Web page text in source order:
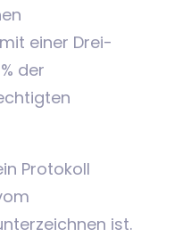
einer Drei-
der
Protokoll
ist.